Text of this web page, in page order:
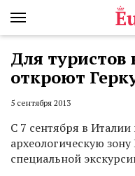
Для
откроют
5 сентября 2013
С 7 сентября в
археологическую
специальной